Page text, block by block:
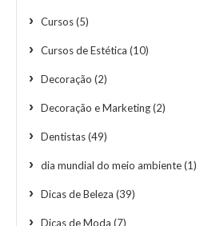
Cursos(5)
Cursos de Estética (10)
Decoração (2)
Decoração e Marketing(2)
Dentistas(49)
dia mundial do meio ambiente(1)
Dicas de Beleza (39)
Dicas de Moda (7)